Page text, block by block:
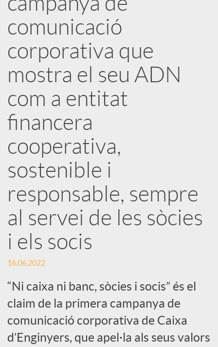
i
c
a
d
o
r
d
e
c
o
n
comunicació
corporativa que
mostra el seu ADN
com a entitat
financera
cooperativa,
sostenible i
responsable, sempre
al servei de les sòcies
i els socis
16.06.2022
“Ni caixa ni banc, sòcies i socis” és el
claim de la primera campanya de
comunicació corporativa de Caixa
d’Enginyers, que apel·la als seus valors